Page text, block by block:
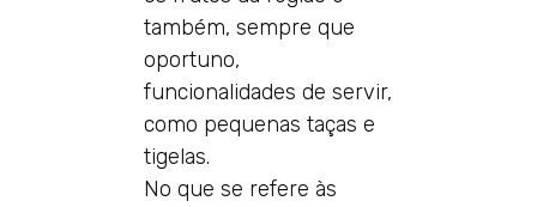
também, sempre que
oportuno,
funcionalidades de servir,
como pequenas taças e
tigelas.
No que se refere às